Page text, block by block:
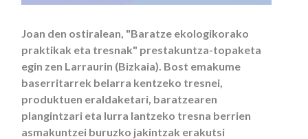
Joan den ostiralean, "Baratze ekologikorako
praktikak eta tresnak" prestakuntza-topaketa
egin zen Larraurin (Bizkaia). Bost emakume
baserritarrek belarra kentzeko tresnei,
produktuen eraldaketari, baratzearen
plangintzari eta lurra lantzeko tresna berrien
asmakuntzei buruzko jakintzak erakutsi